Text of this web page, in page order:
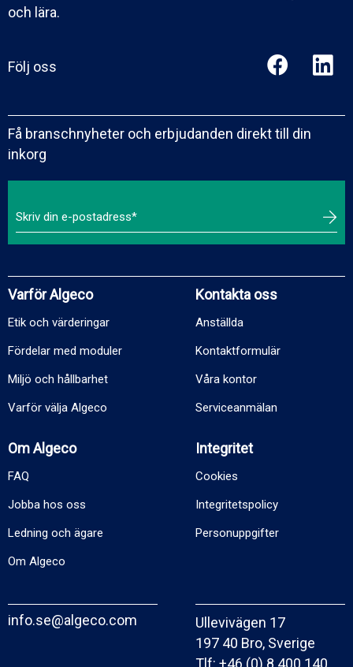
och lära.
Följ oss
Få branschnyheter och erbjudanden direkt till din
inkorg
Varför Algeco
Etik och värderingar
Fördelar med moduler
Miljö och hållbarhet
Varför välja Algeco
Kontakta oss
Anställda
Kontaktformulär
Våra kontor
Serviceanmälan
Om Algeco
FAQ
Jobba hos oss
Ledning och ägare
Om Algeco
Integritet
Cookies
Integritetspolicy
Personuppgifter
info.se@algeco.com
Ullevivägen 17
197 40 Bro, Sverige